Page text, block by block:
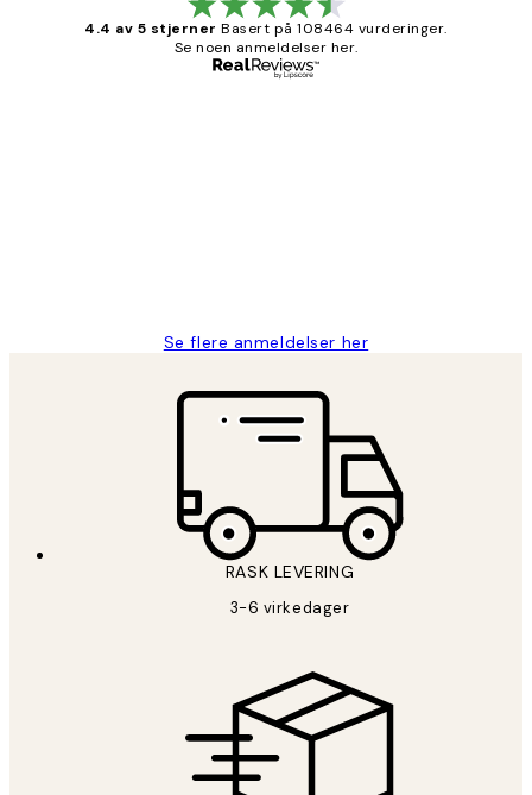
4.4 av 5 stjerner Basert på 108464 vurderinger.
Se noen anmeldelser her.
Se flere anmeldelser her
RASK LEVERING
3-6 virkedager